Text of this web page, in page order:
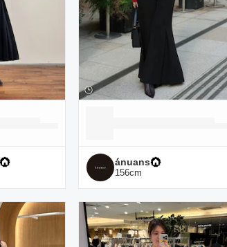
ánuans
156cm